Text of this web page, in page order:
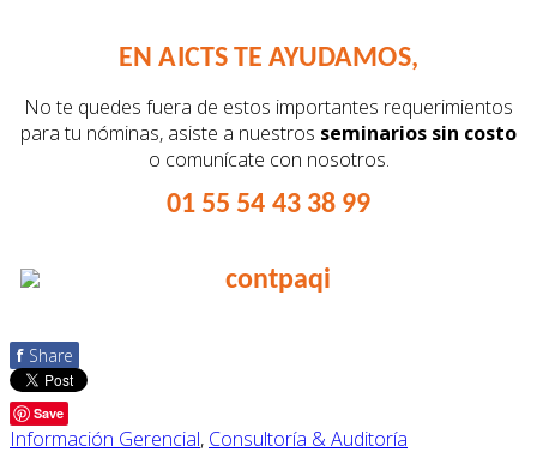
EN AICTS TE AYUDAMOS,
No te quedes fuera de estos importantes requerimientos
para tu nóminas, asiste a nuestros seminarios sin costo
o comunícate con nosotros.
01 55 54 43 38 99
f Share
Save
Información Gerencial, Consultoría & Auditoría